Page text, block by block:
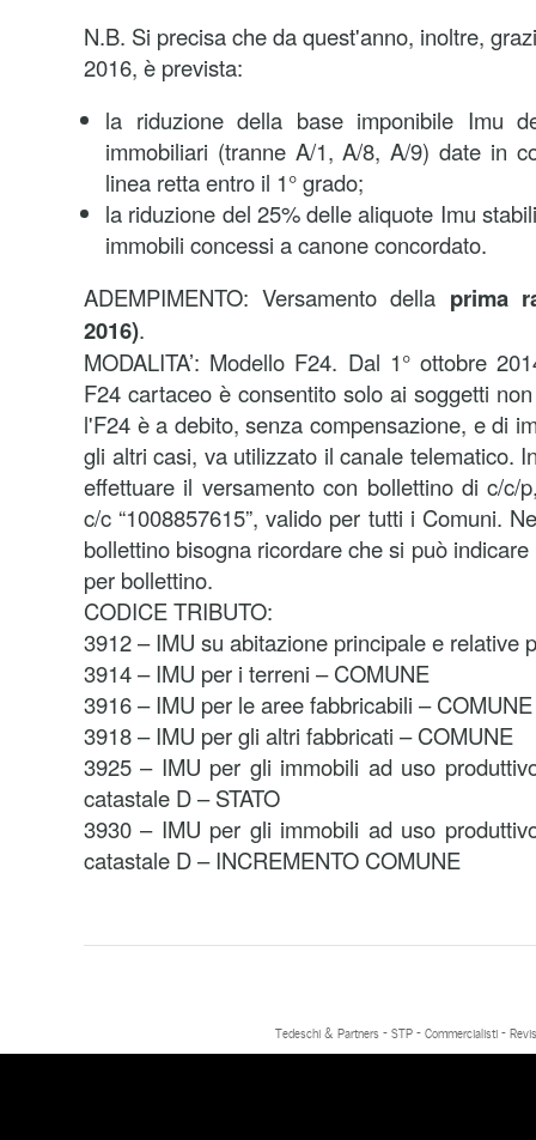
N.B. Si precisa che da quest'anno, inoltre,
2016, è prevista:
la riduzione della base imponibile Imu
immobiliari (tranne A/1, A/8, A/9) date in
linea retta entro il 1° grado;
la riduzione del 25% delle aliquote Imu
immobili concessi a canone concordato.
ADEMPIMENTO: Versamento della prima
2016).
MODALITA’: Modello F24. Dal 1° ottobre
F24 cartaceo è consentito solo ai soggetti
l'F24 è a debito, senza compensazione, e di
gli altri casi, va utilizzato il canale telematico.
effettuare il versamento con bollettino di c/c/
c/c “1008857615”, valido per tutti i Comuni.
bollettino bisogna ricordare che si può
per bollettino.
CODICE TRIBUTO:
3912 – IMU su abitazione principale e relative
3914 – IMU per i terreni – COMUNE
3916 – IMU per le aree fabbricabili – COMUNE
3918 – IMU per gli altri fabbricati – COMUNE
3925 – IMU per gli immobili ad uso
catastale D – STATO
3930 – IMU per gli immobili ad uso
catastale D – INCREMENTO COMUNE
Tedeschi & Partners - STP - Commercialisti -